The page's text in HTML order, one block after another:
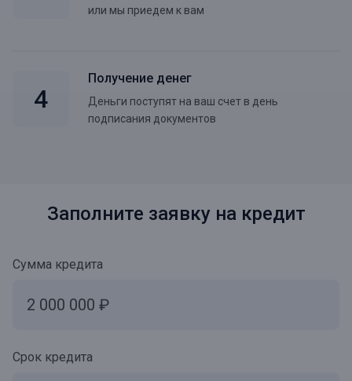
или мы приедем к вам
Получение денег
Деньги поступят на ваш счет в день
подписания документов
Заполните заявку на кредит
Сумма кредита
Срок кредита